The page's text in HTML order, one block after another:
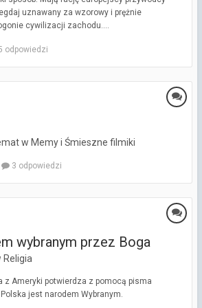
uznawany za wzorowy i prężnie
cywilizacji zachodu....
odpowiedzi
w Memy i Śmieszne filmiki
3 odpowiedzi
wybranym przez Boga
Religia
z Ameryki potwierdza z pomocą pisma
jest narodem Wybranym.